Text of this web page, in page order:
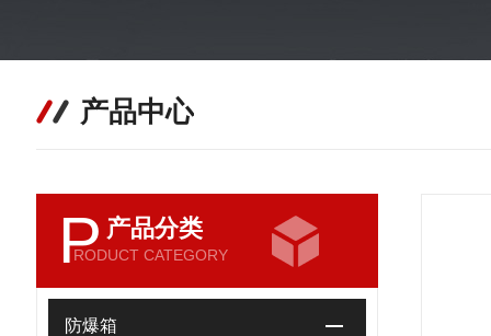
产品中心
P 产品分类
RODUCT CATEGORY
防爆箱